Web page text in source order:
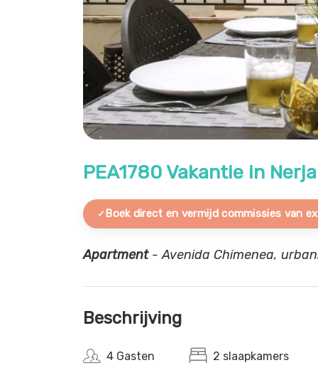
PEA1780 Vakantie in
Boek direct en vermijd commissies van
Apartment- Avenida Chimenea,
Beschrijving
4 Gasten 2 slaapkamers